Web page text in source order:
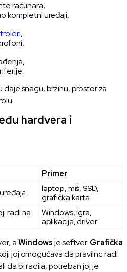
računara,
kompletni uređaji,
,
daje snagu, brzinu, prostor za
hardvera i
Primer
laptop, miš, SSD,
grafička karta
radi na
Windows, igra,
aplikacija, driver
aWindowsje softver. Grafička
joj omogućava da pravilno radi
da bi radila, potreban joj je